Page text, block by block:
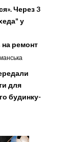
Через 3
у
на ремонт
для
будинку-